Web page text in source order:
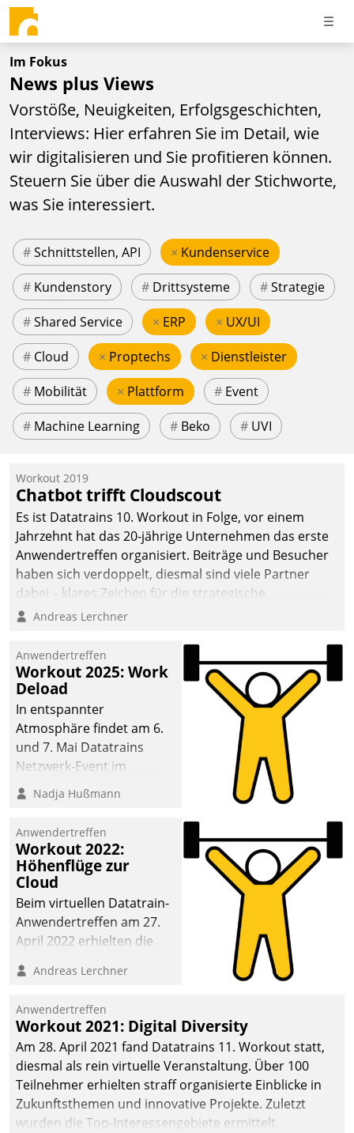
Im Fokus
News plus Views
Vorstöße, Neuigkeiten, Erfolgsgeschichten,
Interviews: Hier erfahren Sie im Detail, wie
wir digitalisieren und Sie profitieren können.
Steuern Sie über die Auswahl der Stichworte,
was Sie interessiert.
#Schnittstellen, API × Kundenservice
# Kundenstory # Drittsysteme #Strategie
#Shared Service × ERP × UX/UI
# Cloud × Proptechs × Dienstleister
# Mobilität × Plattform # Event
# Machine Learning # Beko # UVI
Workout 2019
Chatbot trifft Cloudscout
Es ist Datatrains 10. Workout in Folge, vor einem
Jahrzehnt hat das 20-jährige Unternehmen das erste
Anwendertreffen organisiert. Beiträge und Besucher
haben sich verdoppelt, diesmal sind viele Partner
dabei – klares Zeichen für die strategische
Fokussierung auf den Kunden.
Andreas Lerchner
Anwendertreffen
Workout 2025: Work
Deload
In entspannter
Atmosphäre findet am 6.
und 7. Mai Datatrains
Netzwerk-Event im
Kunden- und Partnerkreis
statt. Zentrale Frage: Wie
Mammutprojekte
meistern und Workloads
wuppen – bei zunehmend
anspruchsvollen
Aufgaben und
abnehmendem
Nadja Hußmann
Anwendertreffen
Workout 2022:
Höhenflüge zur
Cloud
Beim virtuellen Datatrain-
Anwendertreffen am 27.
April 2022 erhielten die
Teilnehmer kurzweilige
Cloud-Strategien und -
Lösungen mit hohem
Zukunftspotenzial.
Andreas Lerchner
Anwendertreffen
Workout 2021: Digital Diversity
Am 28. April 2021 fand Datatrains 11. Workout statt,
diesmal als rein virtuelle Veranstaltung. Über 100
Teilnehmer erhielten straff organisierte Einblicke in
Zukunftsthemen und innovative Projekte. Zuletzt
wurden die Top-Interessengebiete ermittelt.